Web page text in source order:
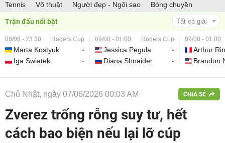
Tennis Võ thuật Người đẹp - Ngôi sao Bóng chuyền
Trận đấu nổi bật Tất cả giải
08/08 - 23:30 Rogers Cup
Marta Kostyuk
-
Iga Swiatek
-
09/08 - 01:00 Rogers Cup
Jessica Pegula
-
Diana Shnaider
-
09/08 - 01:00
Arthur
Brandon
Chủ Nhật, ngày 07/06/2026 00:03 AM CHIA SẺ
Zverez trống rỗng suy tư, hết
cách bao biện nếu lại lỡ cúp